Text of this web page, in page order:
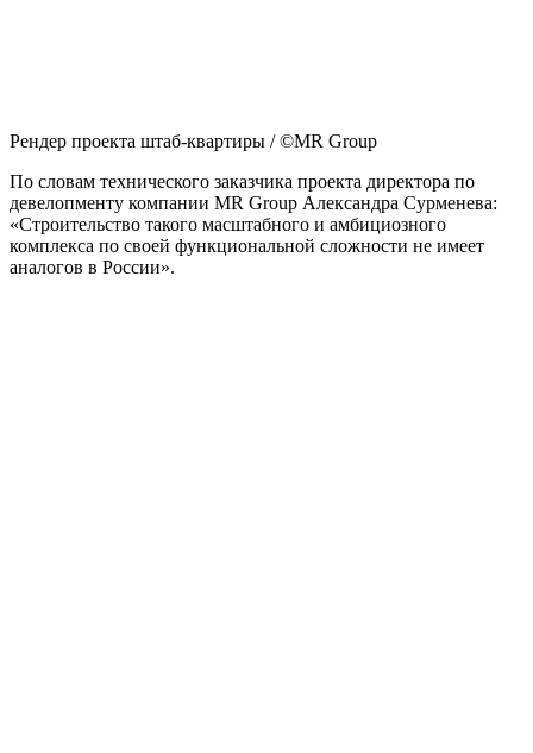
Рендер проекта штаб-квартиры / ©MR Group
По словам технического заказчика проекта директора по
девелопменту компании MR Group Александра Сурменева:
«Строительство такого масштабного и амбициозного
комплекса по своей функциональной сложности не имеет
аналогов в России».